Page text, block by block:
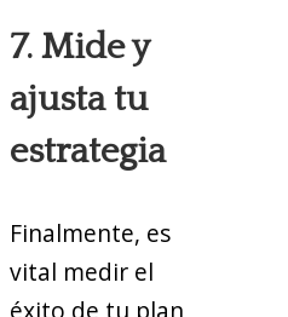
7. Mide y
ajusta tu
estrategia
Finalmente, es
vital medir el